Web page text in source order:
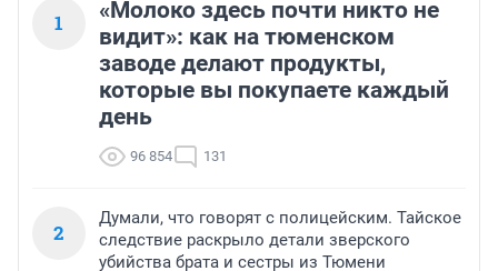
1
«Молоко здесь почти никто не
видит»: как на тюменском
заводе делают продукты,
которые вы покупаете каждый
день
96 854 131
2
Думали, что говорят с полицейским. Тайское
следствие раскрыло детали зверского
убийства брата и сестры из Тюмени